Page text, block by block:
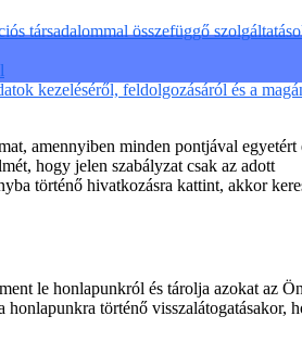
társadalommal összefüggő
kezeléséről, feldolgozásáról és a
amennyiben minden pontjával egyetért
hogy jelen szabályzat csak az adott
történő hivatkozásra kattint, akkor
le honlapunkról és tárolja azokat az
történő visszalátogatásakor,